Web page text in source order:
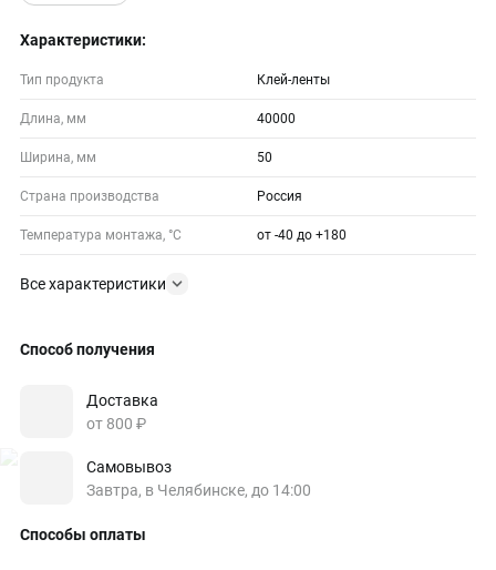
Характеристики:
Тип продукта Клей-ленты
Длина, мм 40000
Ширина, мм 50
Страна производства Россия
Температура монтажа, °С от -40 до +180
Все характеристики
Способ получения
Доставка
от 800 ₽
Самовывоз
Завтра, в Челябинске, до 14:00
Способы оплаты